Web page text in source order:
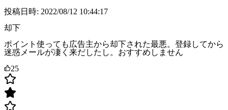
投稿日時: 2022/08/12 10:44:17
却下
ポイント使っても広告主から却下された最悪。登録してから
迷惑メールが凄く来だしたし。おすすめしません
25